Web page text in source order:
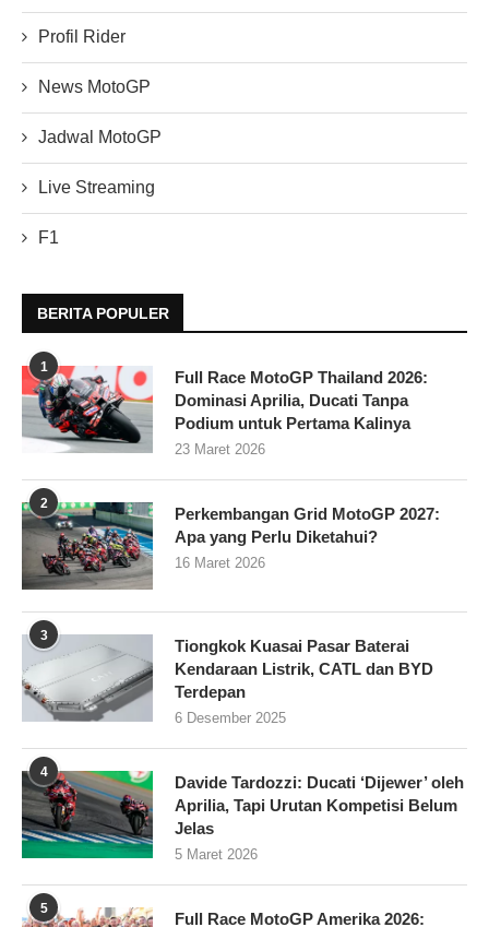
Profil Rider
News MotoGP
Jadwal MotoGP
Live Streaming
F1
BERITA POPULER
1
Full Race MotoGP Thailand 2026:
Dominasi Aprilia, Ducati Tanpa
Podium untuk Pertama Kalinya
23 Maret 2026
2
Perkembangan Grid MotoGP 2027:
Apa yang Perlu Diketahui?
16 Maret 2026
3
Tiongkok Kuasai Pasar Baterai
Kendaraan Listrik, CATL dan BYD
Terdepan
6 Desember 2025
4
Davide Tardozzi: Ducati ‘Dijewer’ oleh
Aprilia, Tapi Urutan Kompetisi Belum
Jelas
5 Maret 2026
5
Full Race MotoGP Amerika 2026: